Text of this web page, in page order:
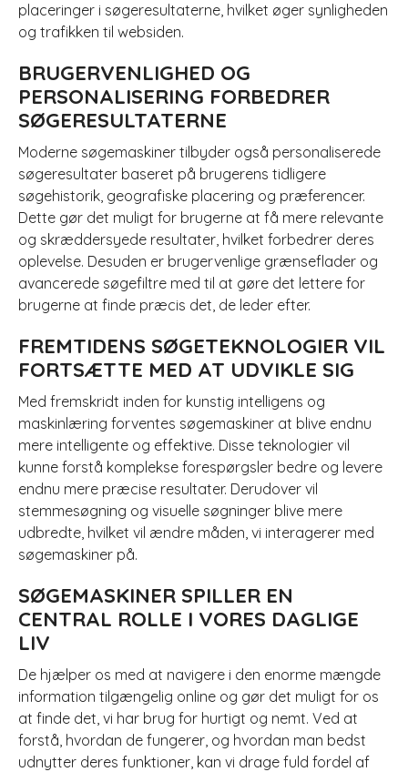
placeringer i søgeresultaterne, hvilket øger synligheden
og trafikken til websiden.
BRUGERVENLIGHED OG
PERSONALISERING FORBEDRER
SØGERESULTATERNE
Moderne søgemaskiner tilbyder også personaliserede
søgeresultater baseret på brugerens tidligere
søgehistorik, geografiske placering og præferencer.
Dette gør det muligt for brugerne at få mere relevante
og skræddersyede resultater, hvilket forbedrer deres
oplevelse. Desuden er brugervenlige grænseflader og
avancerede søgefiltre med til at gøre det lettere for
brugerne at finde præcis det, de leder efter.
FREMTIDENS SØGETEKNOLOGIER VIL
FORTSÆTTE MED AT UDVIKLE SIG
Med fremskridt inden for kunstig intelligens og
maskinlæring forventes søgemaskiner at blive endnu
mere intelligente og effektive. Disse teknologier vil
kunne forstå komplekse forespørgsler bedre og levere
endnu mere præcise resultater. Derudover vil
stemmesøgning og visuelle søgninger blive mere
udbredte, hvilket vil ændre måden, vi interagerer med
søgemaskiner på.
SØGEMASKINER SPILLER EN
CENTRAL ROLLE I VORES DAGLIGE
LIV
De hjælper os med at navigere i den enorme mængde
information tilgængelig online og gør det muligt for os
at finde det, vi har brug for hurtigt og nemt. Ved at
forstå, hvordan de fungerer, og hvordan man bedst
udnytter deres funktioner, kan vi drage fuld fordel af